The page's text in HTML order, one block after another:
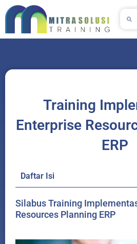
Skip
to
Training
Enterprise
ERP
Daftar Isi
Silabus Training
Resources Planning ERP